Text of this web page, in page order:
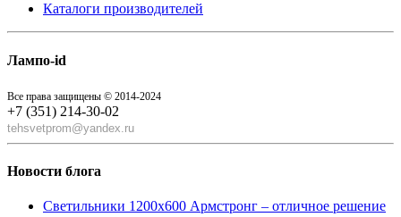
Каталоги производителей
Лампо-id
Все права защищены © 2014-2024
+7 (351) 214-30-02
tehsvetprom@yandex.ru
Новости блога
Светильники 1200x600 Армстронг – отличное решение